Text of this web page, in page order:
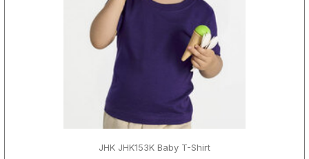
JHK JHK153K Baby T-Shirt